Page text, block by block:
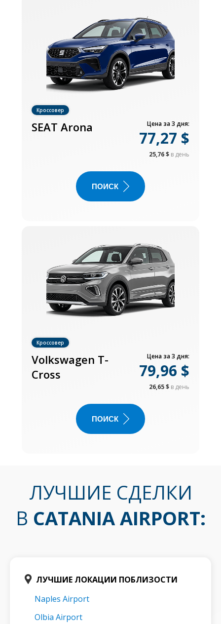
Кроссовер
SEAT Arona Цена за 3 дня:
77,27 $
25,76 $ в день
ПОИСК
Кроссовер
Volkswagen T-
Cross
Цена за 3 дня:
79,96 $
26,65 $ в день
ПОИСК
ЛУЧШИЕ СДЕЛКИ
В CATANIA AIRPORT:
ЛУЧШИЕ ЛОКАЦИИ ПОБЛИЗОСТИ
Naples Airport
Olbia Airport